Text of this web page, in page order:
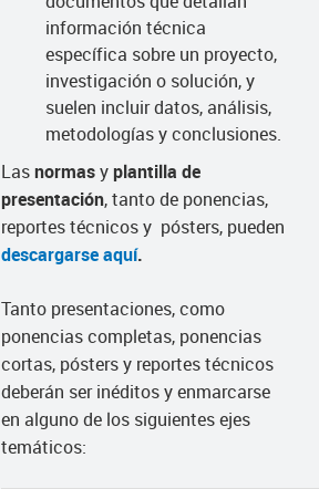
información técnica
específica sobre un proyecto,
investigación o solución, y
suelen incluir datos, análisis,
metodologías y conclusiones.
Lasnormasyplantilla de
presentación, tanto de ponencias,
reportes técnicos y pósters, pueden
descargarse aquí.
Tanto presentaciones, como
ponencias completas, ponencias
cortas, pósters y reportes técnicos
deberán ser inéditos y enmarcarse
en alguno de los siguientes ejes
temáticos: